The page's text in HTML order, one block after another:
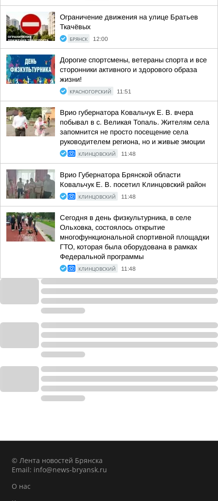
Ограничение движения на улице Братьев
Ткачёвых
БРЯНСК 12:00
Дорогие спортсмены, ветераны спорта и все
сторонники активного и здорового образа
жизни!
КРАСНОГОРСКИЙ 11:51
Врио губернатора Ковальчук Е. В. вчера
побывал в с. Великая Топаль. Жителям села
запомнится не просто посещение села
руководителем региона, но и живые эмоции
КЛИНЦОВСКИЙ 11:48
Врио Губернатора Брянской области
Ковальчук Е. В. посетил Клинцовский район
КЛИНЦОВСКИЙ 11:48
Сегодня в день физкультурника, в селе
Ольховка, состоялось открытие
многофункциональной спортивной площадки
ГТО, которая была оборудована в рамках
Федеральной программы
КЛИНЦОВСКИЙ 11:48
© Лента новостей Брянска
Email: info@news-bryansk.ru
О нас